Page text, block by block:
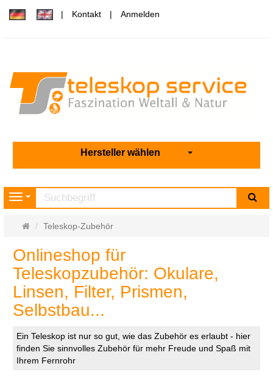
Kontakt Anmelden
Hersteller wählen
Navigation
Startseite
Teleskop-Zubehör
Onlineshop für
Teleskopzubehör: Okulare,
Linsen, Filter, Prismen,
Selbstbau...
Ein Teleskop ist nur so gut, wie das Zubehör es erlaubt - hier
finden Sie sinnvolles Zubehör für mehr Freude und Spaß mit
Ihrem Fernrohr